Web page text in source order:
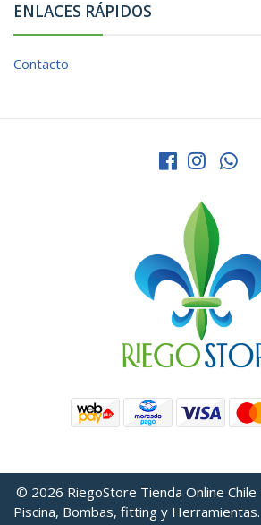
ENLACES RÁPIDOS
Contacto
© 2026 RiegoStore Tienda Online
Piscina, Bombas, fitting y